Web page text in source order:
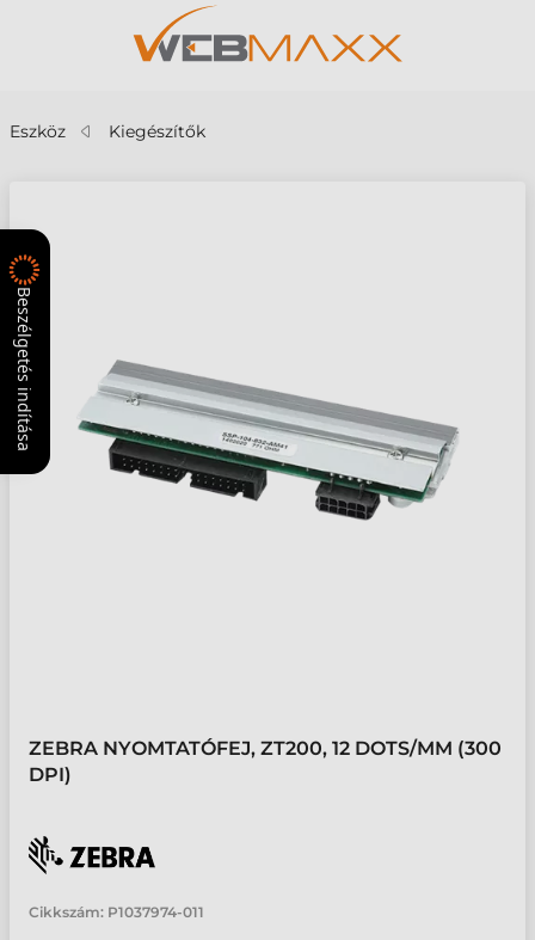
Eszköz Kiegészítők
ZEBRA NYOMTATÓFEJ, ZT200, 12 DOTS/MM (300
DPI)
Cikkszám: P1037974-011
Beszélgetés indítása